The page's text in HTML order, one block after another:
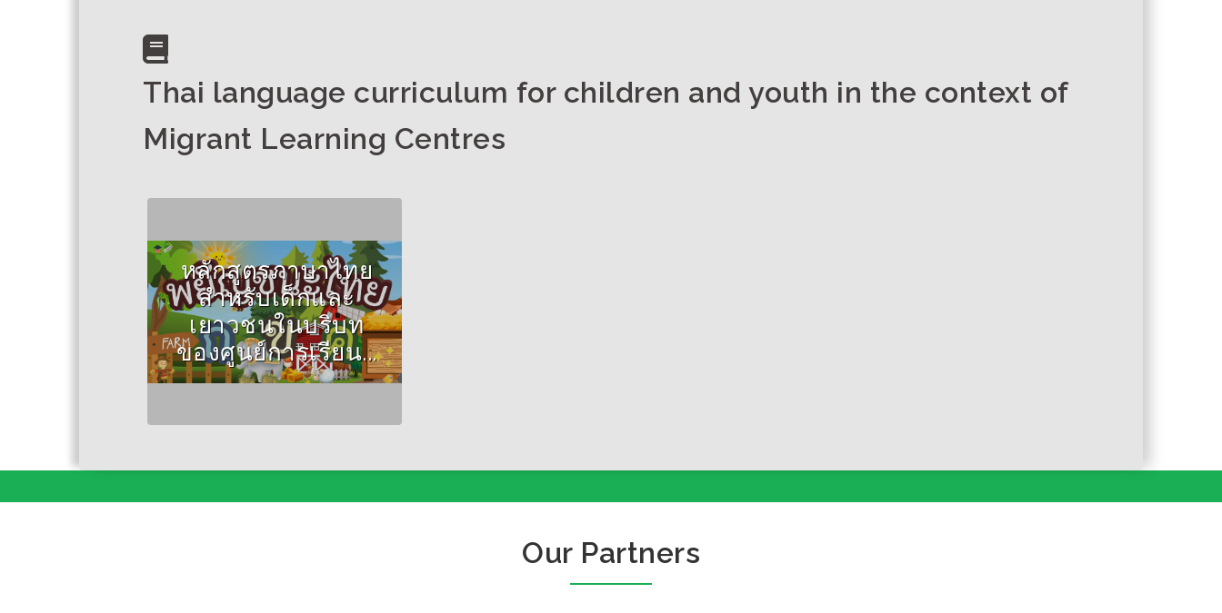
Thai language curriculum for children and youth in the context of
Migrant Learning Centres
หลักสูตรภาษาไทย
สำหรับเด็กและ
เยาวชนในบริบท
ของศูนย์การเรียน...
Our Partners